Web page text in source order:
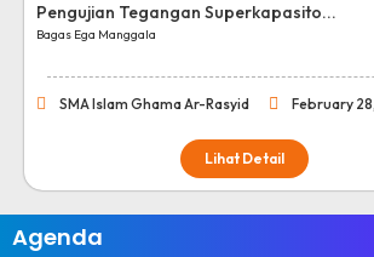
Pengujian Tegangan Superkapasito...
Bagas Ega Manggala
SMA Islam Ghama Ar-Rasyid February
Lihat Detail
Agenda